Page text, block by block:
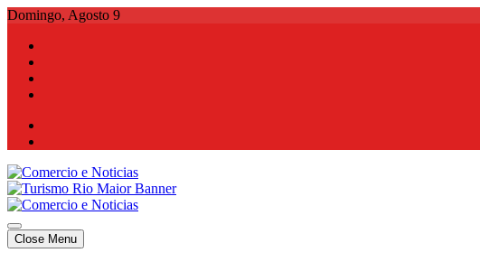
Skip
content
Domingo, Agosto 9
Comercio e Noticias
Notícias e Publicidade Online
Comercio e Noticias
Notícias e Publicidade Online
Close Menu